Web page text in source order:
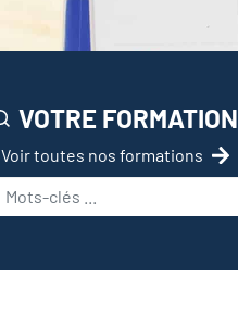
VOTRE FORMATION
Voir toutes nos formations